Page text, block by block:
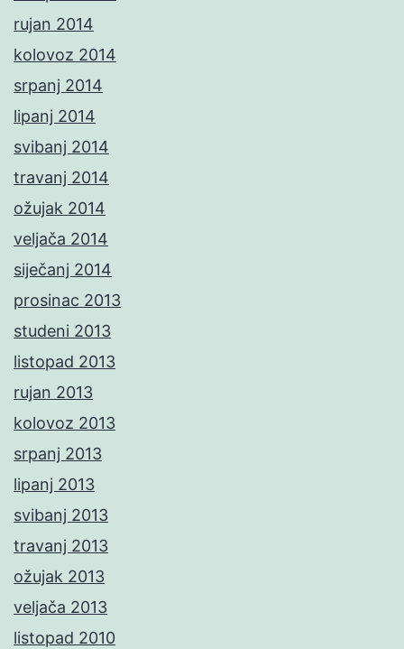
rujan 2014
kolovoz 2014
srpanj 2014
lipanj 2014
svibanj 2014
travanj 2014
ožujak 2014
veljača 2014
siječanj 2014
prosinac 2013
studeni 2013
listopad 2013
rujan 2013
kolovoz 2013
srpanj 2013
lipanj 2013
svibanj 2013
travanj 2013
ožujak 2013
veljača 2013
listopad 2010